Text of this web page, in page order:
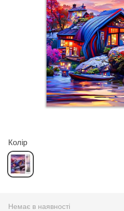
Колір
Немає в наявності